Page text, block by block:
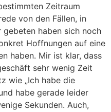
Zeitraum
von den Fällen, in
gebeten haben sich noch
Hoffnungen auf eine
haben. Mir ist klar, dass
sehr wenig Zeit
wie „Ich habe die
habe gerade leider
Sekunden. Auch,